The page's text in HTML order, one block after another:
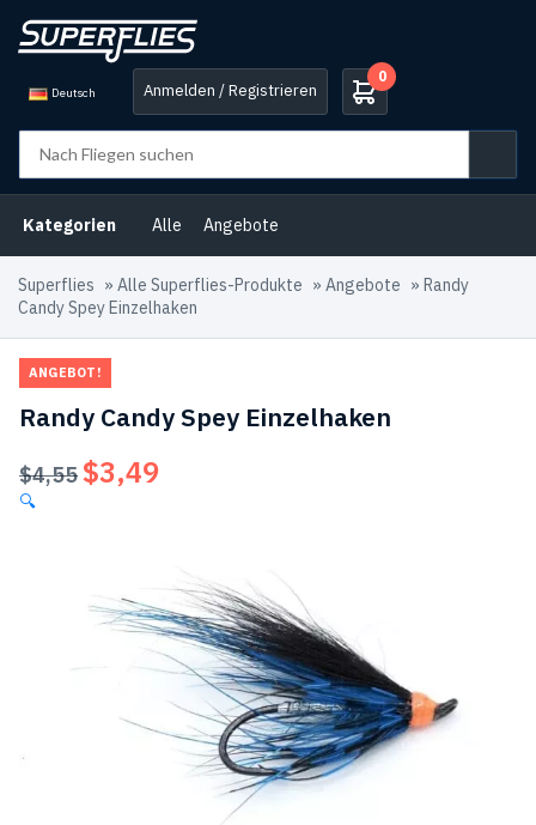
Deutsch Anmelden / Registrieren
0
Kategorien Alle Angebote
Superflies » Alle Superflies-Produkte » Angebote » Randy
Candy Spey Einzelhaken
ANGEBOT!
Randy Candy Spey Einzelhaken
$4,55 Ursprünglicher
$3,49Aktueller
🔍